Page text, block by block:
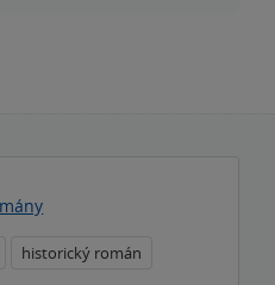
historický román